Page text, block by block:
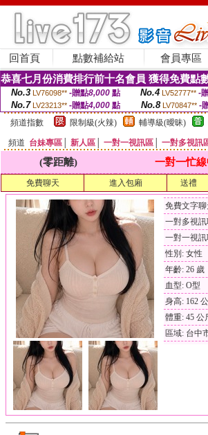
回首頁 點數補給站 會員專區
恭喜七月份消費排行前十名會員 獲得免費點
No.3 LV76098** -贈點8,000點 No.4 LV52777** -
No.7 LV23213** -贈點4,000 點 No.8 LV70847** -
頻道指數
限制級(火辣) 輔導級(曖昧)
頻道 台妹專區 新人區 一對一視訊區 一對多視訊
(零距離) 一對一忙線
免費聊天 進入包廂 送禮
免費文字
一對多視
一對一視
性別: 女性
年齡: 26 歲
血型: O型
身高: 162
體重: 45 公
區域: 台中